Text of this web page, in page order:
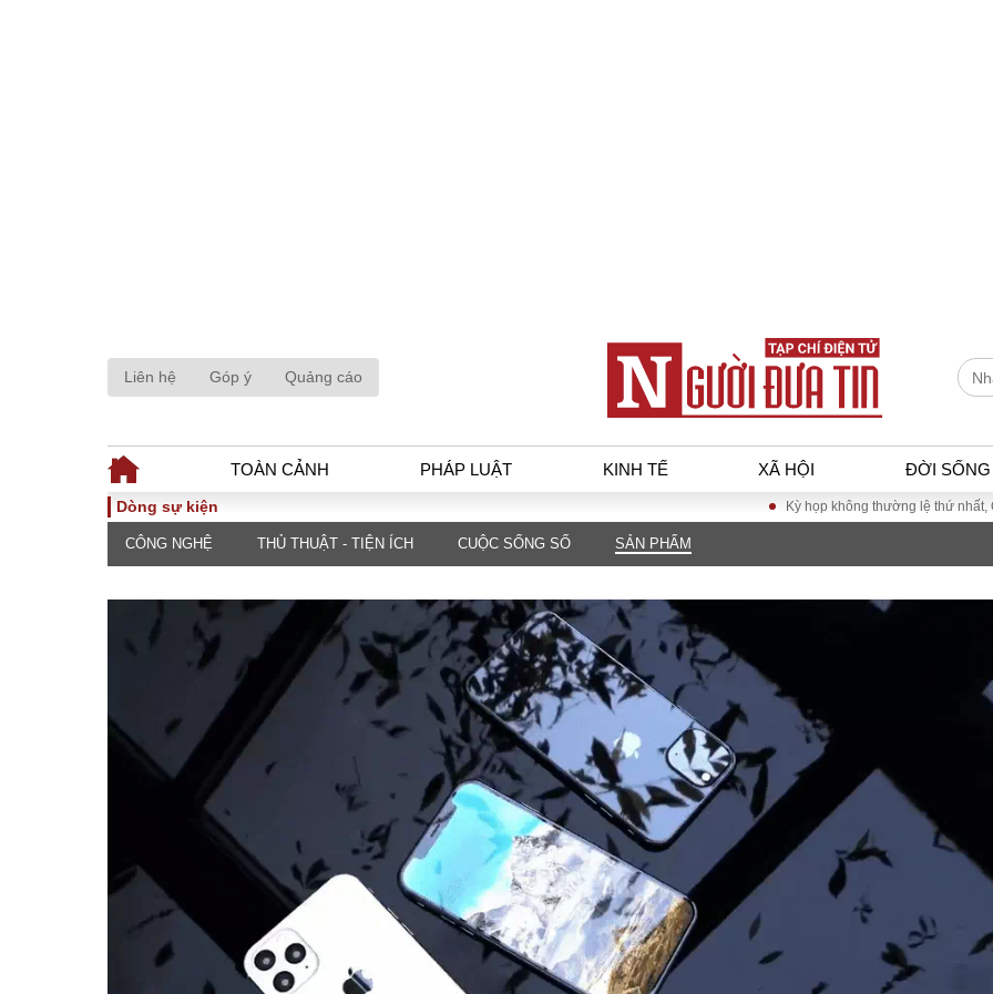
Liên hệ Góp ý Quảng cáo
TOÀN CẢNH PHÁP LUẬT KINH TẾ XÃ HỘI ĐỜI SỐNG
TOÀN CẢNH
Chính sách
Sự kiện
Đối thoại
Thế giới
PHÁP LUẬT
luật
Góc nhìn luật gia
Hồ sơ điều tra
Tiếng nói công dân
An ninh - Hình sự
KINH TẾ
Tài chính - Ngân
hàng
Kinh tế vĩ mô
Hồ sơ doanh
nghiệp
Xu hướng thị
trường
Tiêu dùng và dư
luận
Công nghệ
Môi
Giao
ĐA CHIỀU
Quan điểm
INFOCUS
Dòng sự kiện Kỳ họp không thường lệ thứ nhất, Quốc
CÔNG NGHỆ THỦ THUẬT - TIỆN ÍCH CUỘC SỐNG SỐ SẢN PHẨM